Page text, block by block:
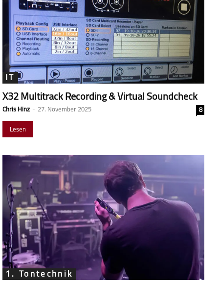
IT
X32 Multitrack Recording & Virtual Soundcheck
Chris Hinz - 27. November 2025
8
Lesen
1. Tontechnik